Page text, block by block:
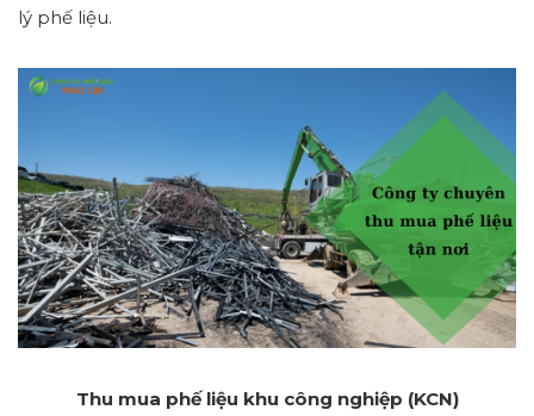
lý phế liệu.
Thu mua phế liệu khu công nghiệp (KCN)